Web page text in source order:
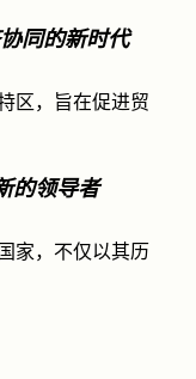
同的新时代
区，旨在促进贸
的领导者
家，不仅以其历